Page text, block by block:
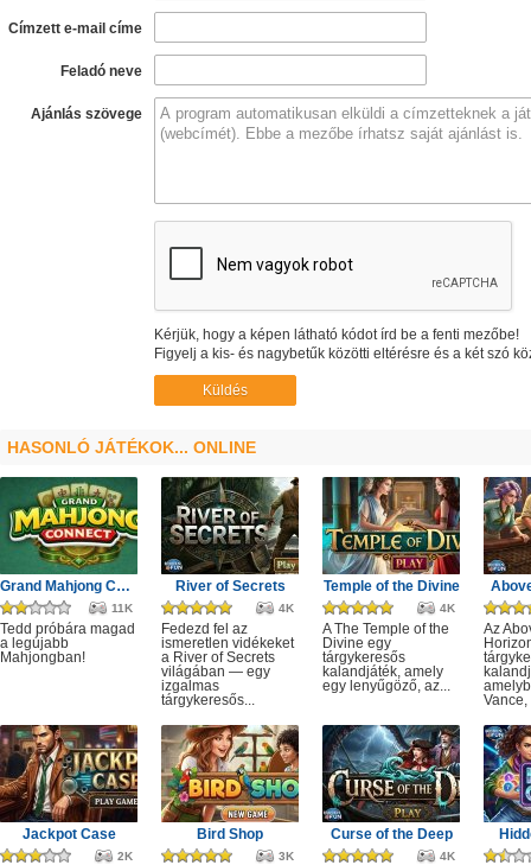
Címzett e-mail címe
Feladó neve
Ajánlás szövege
Kérjük, hogy a képen látható kódot írd be a fenti mezőbe!
Figyelj a kis- és nagybetűk közötti eltérésre és a két szó
HASONLÓ JÁTÉKOK... ONLINE
Grand Mahjong Connect
11K
Tedd próbára magad
a legújabb
Mahjongban!
River of Secrets
4K
Fedezd fel az
ismeretlen vidékeket
a River of Secrets
világában — egy
izgalmas
tárgykeresős...
Temple of the Divine
4K
A The Temple of the
Divine egy
tárgykeresős
kalandjáték, amely
egy lenyűgöző, az...
Az
Vance,
Jackpot Case
2K
Bird Shop
3K
Curse of the Deep
4K